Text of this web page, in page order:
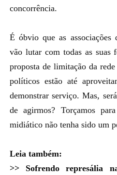
concorrência.
É óbvio que as associações
vão lutar com todas as suas
proposta de limitação da
políticos estão até
demonstrar serviço. Mas,
de agirmos? Torçamos
midiático não tenha sido um
Leia também:
>> Sofrendo represália